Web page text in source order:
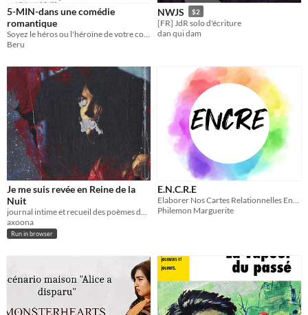
5-MIN-dans une comédie
romantique
Soyez le héros ou l'héroïne de votre comédie romantique ;-)
Beru
NWJS $2
[FR] JdR solo d'écriture
dan qui dam
Je me suis revée en Reine de la
Nuit
journal intime et recueil des poèmes de mon personnage de jeu de rôle Vampire Mascarade
axoona
Run in browser
E.N.C.R.E
Elaborer Nos Cartes Relationnelles Ensemble
Philemon Marguerite